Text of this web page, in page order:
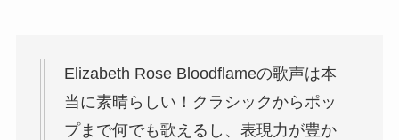
Elizabeth Rose Bloodflameの歌声は本
当に素晴らしい！クラシックからポッ
プまで何でも歌えるし、表現力が豊か